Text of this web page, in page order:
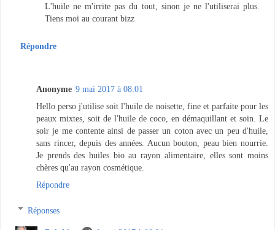
L'huile ne m'irrite pas du tout, sinon je ne l'utiliserai plus.
Tiens moi au courant bizz
Répondre
Anonyme 9 mai 2017 à 08:01
Hello perso j'utilise soit l'huile de noisette, fine et parfaite pour les
peaux mixtes, soit de l'huile de coco, en démaquillant et soin. Le
soir je me contente ainsi de passer un coton avec un peu d'huile,
sans rincer, depuis des années. Aucun bouton, peau bien nourrie.
Je prends des huiles bio au rayon alimentaire, elles sont moins
chères qu'au rayon cosmétique.
Répondre
Réponses